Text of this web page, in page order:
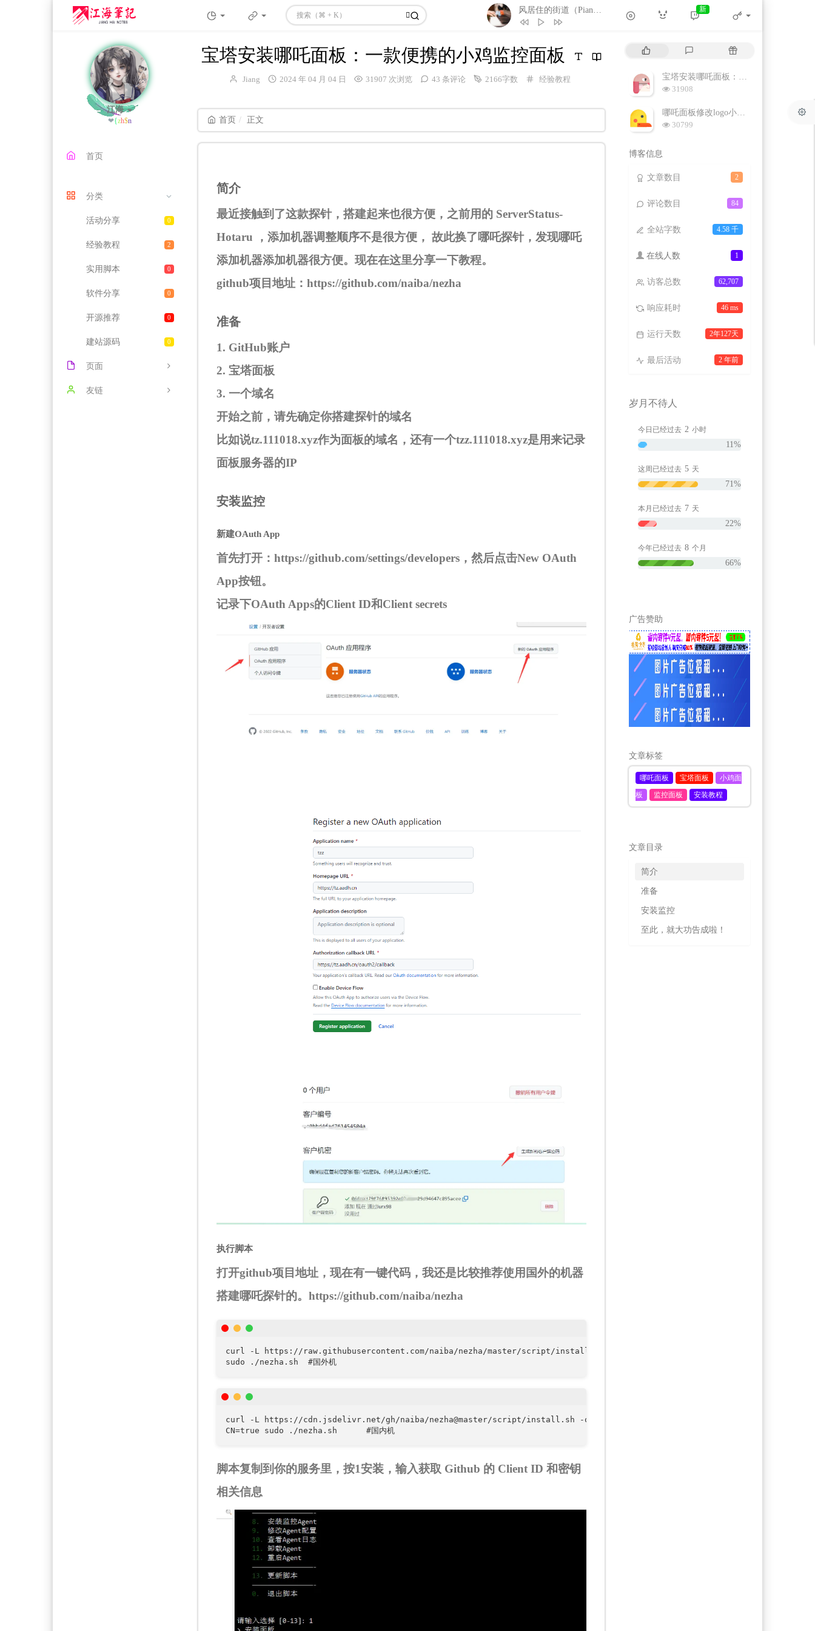
风居住的街道（Piano ver） (翻自 磯村由紀子） - 饭碗的彼岸
3 Inspire Capo Productions
5 My Soul
July
10
メインテーマ「永遠の一瞬」
伊藤賢治
新
江海
❤各自努力，顶
首页
分类
0
活动分享
2
经验教程
0
实用脚本
0
软件分享
0
开源推荐
0
建站源码
页面
给我留言
友链
宝塔安装哪吒面板：一款便携的小鸡监控面板
博
Jiang
发
间：
2024 年 04 月 04 日 31907 次浏览 43 条评论 2166字数
分
经验教程
首页 正文
简介
最近接触到了这款探针，搭建起来也很方便，之前用的 ServerStatus-
Hotaru ，添加机器调整顺序不是很方便， 故此换了哪吒探针，发现哪吒
添加机器添加机器很方便。现在在这里分享一下教程。
github项目地址： https://github.com/naiba/nezha
准备
1. GitHub账户
2. 宝塔面板
3. 一个域名
开始之前，请先确定你搭建探针的域名
比如说tz.111018.xyz作为面板的域名，还有一个tzz.111018.xyz是用来记录
面板服务器的IP
安装监控
新建OAuth App
首先打开： https://github.com/settings/developers ，然后点击New OAuth
App按钮。
记录下OAuth Apps的Client ID和Client secrets
执行脚本
打开github项目地址，现在有一键代码，我还是比较推荐使用国外的机器
搭建哪吒探针的。 https://github.com/naiba/nezha
curl -L https://raw.githubusercontent.com/naiba/nezha/master/script/install.sh  -o nezha.sh && chmod +x nezha.sh
curl -L https://cdn.jsdelivr.net/gh/naiba/nezha@master/script/install.sh -o nezha.sh && chmod +x nezha.sh
脚本复制到你的服务里，按1安装，输入获取 Github 的 Client ID 和密钥
相关信息
评
随
宝塔安装哪吒面板：一款便携的小鸡监控面板
浏
次
数:
31908
哪吒面板修改logo小图标等信息
浏
30799
博客信息
2
文章数目
84
评论数目
4.58 千
全站字数
1
在线人数
62,707
访客总数
46 ms
响应耗时
2年127天
运行天数
2 年前
最后活动
岁月不待人
今日已经过去 2 小时
11%
这周已经过去 5 天
71%
本月已经过去 7 天
22%
今年已经过去 8 个月
66%
广告赞助
文章标签
哪吒面板 宝塔面板
小鸡面
板
监控面板 安装教程
文章目录
简介
准备
安装监控
至此，就大功告成啦！